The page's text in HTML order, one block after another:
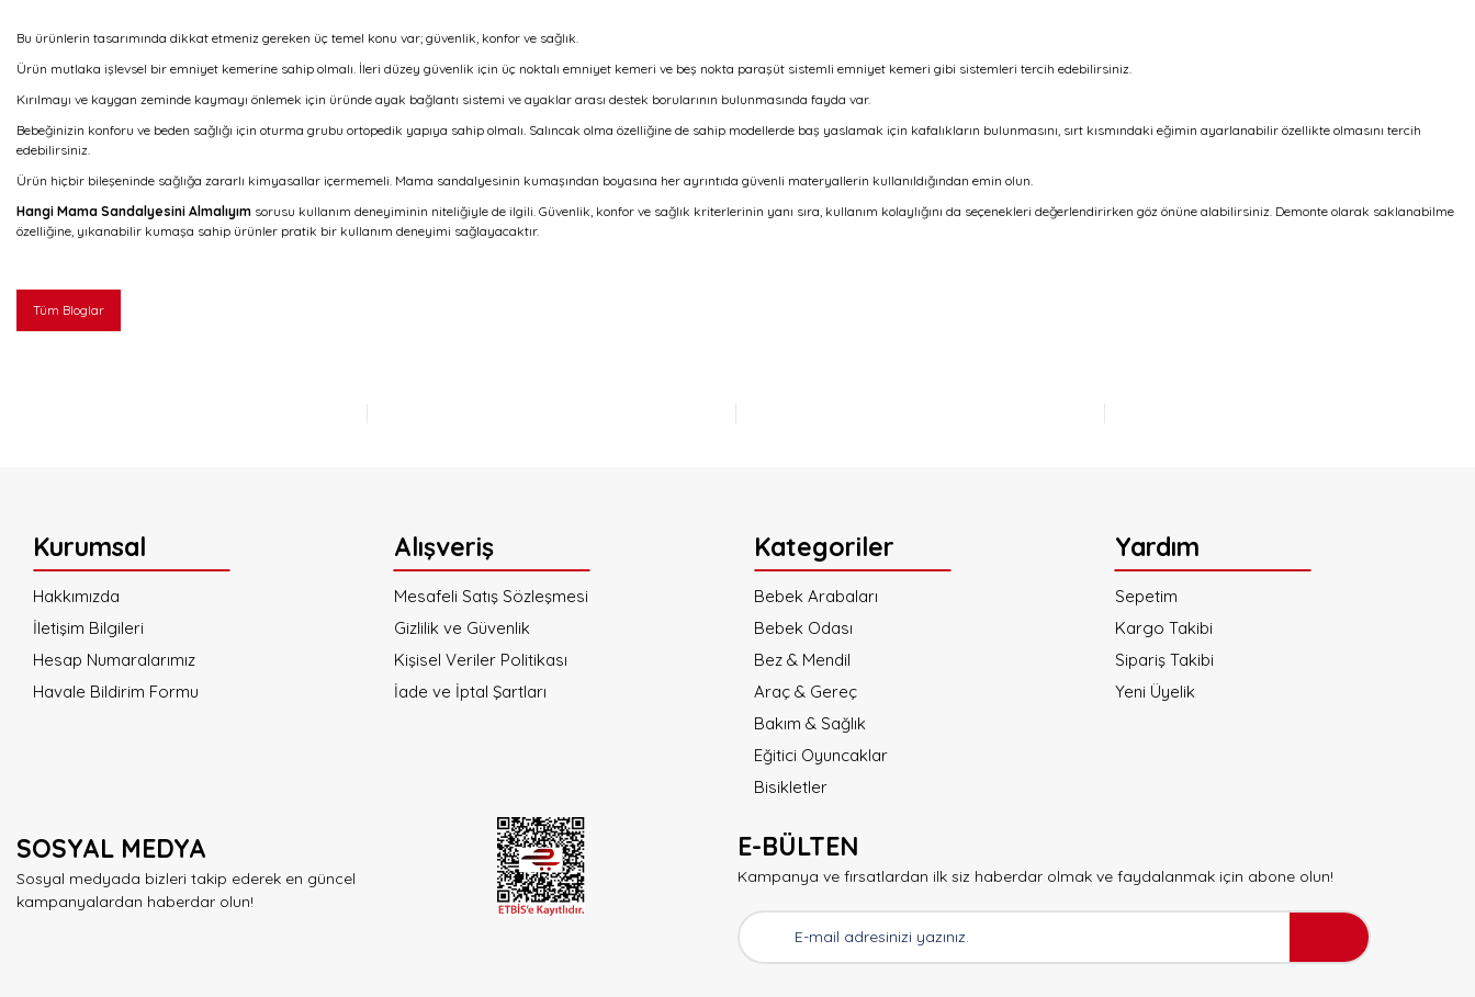
Bu ürünlerin tasarımında dikkat etmeniz gereken üç temel konu var; güvenlik, konfor ve sağlık.
Ürün mutlaka işlevsel bir emniyet kemerine sahip olmalı. İleri düzey güvenlik için üç noktalı emniyet kemeri ve beş nokta paraşüt sistemli emniyet kemeri gibi sistemleri tercih edebilirsiniz.
Kırılmayı ve kaygan zeminde kaymayı önlemek için üründe ayak bağlantı sistemi ve ayaklar arası destek borularının bulunmasında fayda var.
Bebeğinizin konforu ve beden sağlığı için oturma grubu ortopedik yapıya sahip olmalı. Salıncak olma özelliğine de sahip modellerde baş yaslamak için kafalıkların bulunmasını, sırt kısmındaki eğimin ayarlanabilir özellikte olmasını tercih
edebilirsiniz.
Ürün hiçbir bileşeninde sağlığa zararlı kimyasallar içermemeli. Mama sandalyesinin kumaşından boyasına her ayrıntıda güvenli materyallerin kullanıldığından emin olun.
Hangi Mama Sandalyesini Almalıyım sorusu kullanım deneyiminin niteliğiyle de ilgili. Güvenlik, konfor ve sağlık kriterlerinin yanı sıra, kullanım kolaylığını da seçenekleri değerlendirirken göz önüne alabilirsiniz. Demonte olarak saklanabilme
özelliğine, yıkanabilir kumaşa sahip ürünler pratik bir kullanım deneyimi sağlayacaktır.
Tüm Bloglar
Kurumsal
Hakkımızda
İletişim Bilgileri
Hesap Numaralarımız
Havale Bildirim Formu
Alışveriş
Mesafeli Satış Sözleşmesi
Gizlilik ve Güvenlik
Kişisel Veriler Politikası
İade ve İptal Şartları
Kategoriler
Bebek Arabaları
Bebek Odası
Bez & Mendil
Araç & Gereç
Bakım & Sağlık
Eğitici Oyuncaklar
Bisikletler
Yardım
Sepetim
Kargo Takibi
Sipariş Takibi
Yeni Üyelik
SOSYAL MEDYA
Sosyal medyada bizleri takip ederek en güncel
kampanyalardan haberdar olun!
E-BÜLTEN
Kampanya ve fırsatlardan ilk siz haberdar olmak ve faydalanmak için abone olun!